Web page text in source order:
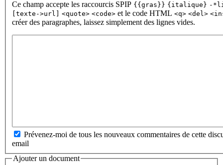
Ce champ accepte les raccourcis SPIP {{gras}} {italique} -
[texte->url]
<quote> <code> et le code HTML <q> <del>
créer des paragraphes, laissez simplement des lignes vides.
Prévenez-moi de tous les nouveaux commentaires de cette
email
Ajouter un document